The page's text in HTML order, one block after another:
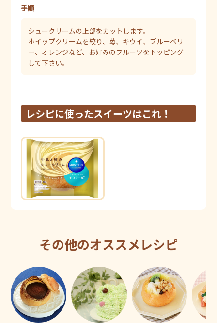
手順
シュークリームの上部をカットします。
ホイップクリームを絞り、苺、キウイ、ブルーベリ
ー、オレンジなど、お好みのフルーツをトッピング
して下さい。
レシピに使ったスイーツはこれ！
その他のオススメレシピ